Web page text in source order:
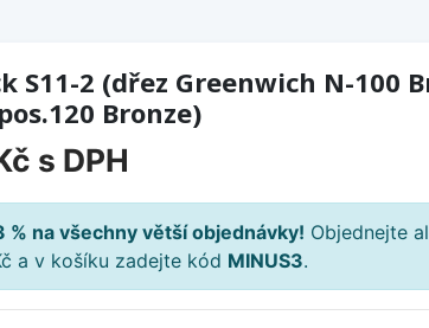
S11-2 (dřez Greenwich N-100
Bronze)
s DPH
% na všechny větší objednávky! Objednejte
a v košíku zadejte kód MINUS3.